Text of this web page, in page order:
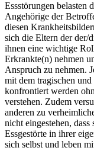
Essstörungen belasten
Angehörige der
diesen
sich die Eltern der der/
ihnen eine wichtige
Erkrankte(n) nehmen
Anspruch zu nehmen.
mit dem tragischen
konfrontiert werden
verstehen. Zudem
anderen zu
nicht eingestehen,
Essgestörte in ihrer
sich selbst und leben